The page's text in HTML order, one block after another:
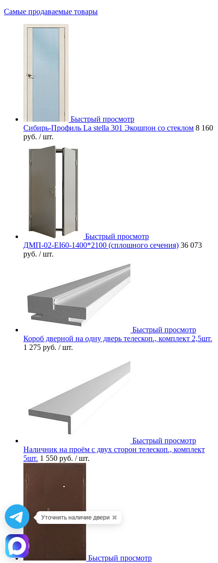
Самые продаваемые товары
Быстрый просмотр
Сибирь-Профиль La stella 301 Экошпон со стеклом 8 160
руб. / шт.
Быстрый просмотр
ДМП-02-EI60-1400*2100 (сплошного сечения) 36 073
руб. / шт.
Быстрый просмотр
Короб дверной на одну дверь телескоп., комплект 2,5шт.
1 275 руб. / шт.
Быстрый просмотр
Наличник на проём с двух сторон телескоп., комплект
5шт. 1 550 руб. / шт.
Быстрый просмотр
Уточнить наличие двери ✖